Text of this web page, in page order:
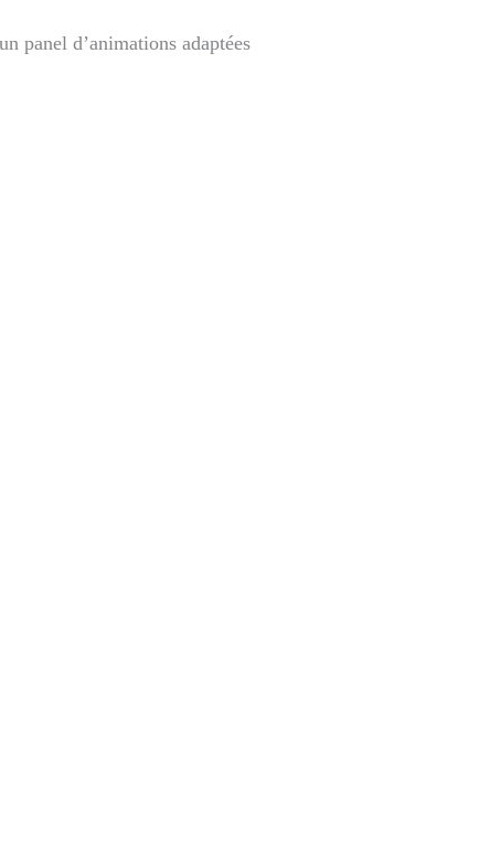
panel d’animations adaptées